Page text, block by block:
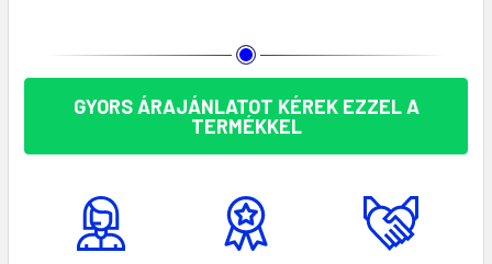
GYORS ÁRAJÁNLATOT KÉREK EZZEL A
TERMÉKKEL